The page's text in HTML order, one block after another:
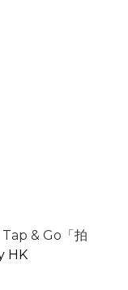
Tap & Go「拍
HK